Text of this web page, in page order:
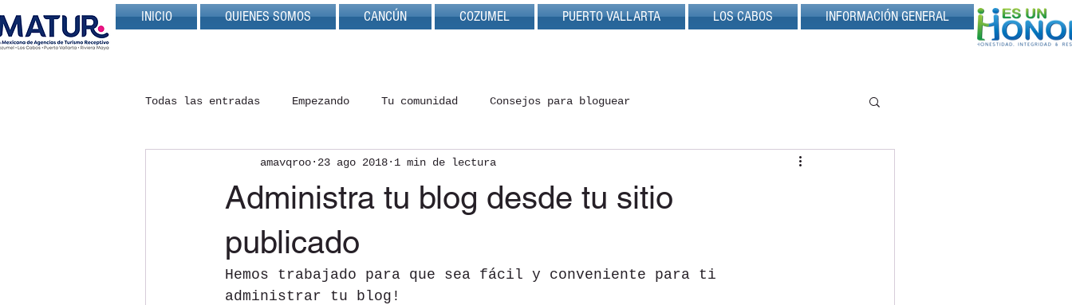
INICIO QUIENES SOMOS CANCÚN COZUMEL PUERTO VALLARTA LOS CABOS INFORMACIÓN GENERAL
Todas las entradas Empezando Tu comunidad Consejos para bloguear
Administra tu blog desde tu sitio
publicado
amavqroo 23 ago 2018 1 min de lectura
Hemos trabajado para que sea fácil y conveniente para ti
administrar tu blog!